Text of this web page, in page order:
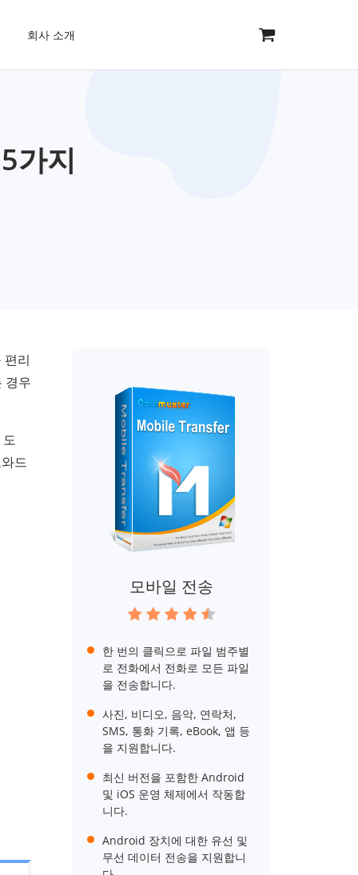
회사 소개
가지
리
경우
드
모바일 전송
한 번의 클릭으로 파일 범주별
로 전화에서 전화로 모든 파일
을 전송합니다.
사진, 비디오, 음악, 연락처,
SMS, 통화 기록, eBook, 앱 등
을 지원합니다.
최신 버전을 포함한 Android
및 iOS 운영 체제에서 작동합
니다.
Android 장치에 대한 유선 및
무선 데이터 전송을 지원합니